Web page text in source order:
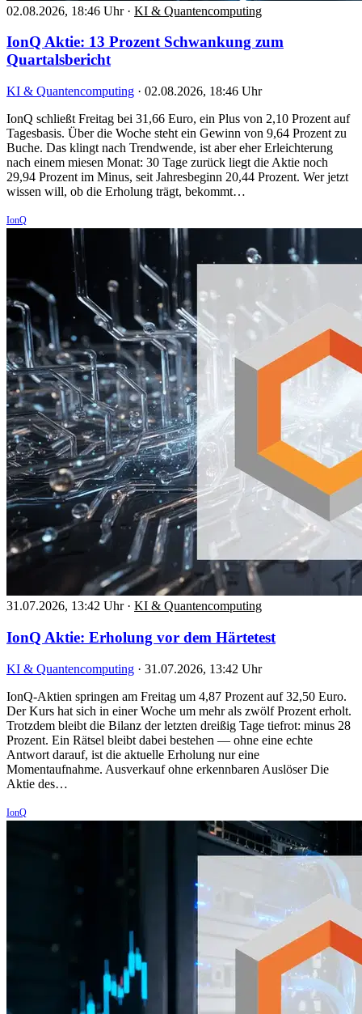
02.08.2026, 18:46 Uhr · KI & Quantencomputing
IonQ Aktie: 13 Prozent Schwankung zum
Quartalsbericht
KI & Quantencomputing · 02.08.2026, 18:46 Uhr
IonQ schließt Freitag bei 31,66 Euro, ein Plus von 2,10 Prozent auf
Tagesbasis. Über die Woche steht ein Gewinn von 9,64 Prozent zu
Buche. Das klingt nach Trendwende, ist aber eher Erleichterung
nach einem miesen Monat: 30 Tage zurück liegt die Aktie noch
29,94 Prozent im Minus, seit Jahresbeginn 20,44 Prozent. Wer jetzt
wissen will, ob die Erholung trägt, bekommt…
IonQ
31.07.2026, 13:42 Uhr · KI & Quantencomputing
IonQ Aktie: Erholung vor dem Härtetest
KI & Quantencomputing · 31.07.2026, 13:42 Uhr
IonQ-Aktien springen am Freitag um 4,87 Prozent auf 32,50 Euro.
Der Kurs hat sich in einer Woche um mehr als zwölf Prozent erholt.
Trotzdem bleibt die Bilanz der letzten dreißig Tage tiefrot: minus 28
Prozent. Ein Rätsel bleibt dabei bestehen — ohne eine echte
Antwort darauf, ist die aktuelle Erholung nur eine
Momentaufnahme. Ausverkauf ohne erkennbaren Auslöser Die
Aktie des…
IonQ